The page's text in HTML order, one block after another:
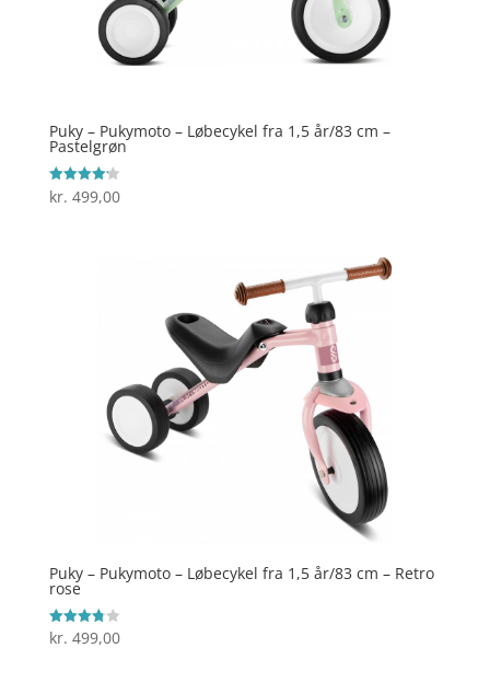
Puky – Pukymoto – Løbecykel fra 1,5 år/83 cm –
Pastelgrøn
Vurderet
4.2
kr. 499,00
Puky – Pukymoto – Løbecykel fra 1,5 år/83 cm – Retro
rose
Vurderet
3.8
kr. 499,00